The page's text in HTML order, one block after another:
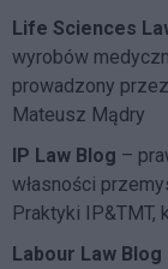
Life Sciences
wyrobów
prowadzony
Mateusz Mądry
IP Law Blog –
własności
Praktyki IP&TMT,
Labour Law Blog